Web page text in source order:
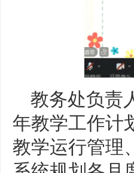
教务处负责
年教学工作计
教学运行管理